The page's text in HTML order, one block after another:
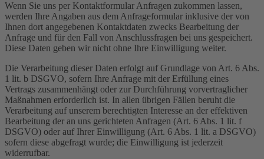
Wenn Sie uns per Kontaktformular Anfragen zukommen lassen,
werden Ihre Angaben aus dem Anfrageformular inklusive der von
Ihnen dort angegebenen Kontaktdaten zwecks Bearbeitung der
Anfrage und für den Fall von Anschlussfragen bei uns gespeichert.
Diese Daten geben wir nicht ohne Ihre Einwilligung weiter.
Die Verarbeitung dieser Daten erfolgt auf Grundlage von Art. 6 Abs.
1 lit. b DSGVO, sofern Ihre Anfrage mit der Erfüllung eines
Vertrags zusammenhängt oder zur Durchführung vorvertraglicher
Maßnahmen erforderlich ist. In allen übrigen Fällen beruht die
Verarbeitung auf unserem berechtigten Interesse an der effektiven
Bearbeitung der an uns gerichteten Anfragen (Art. 6 Abs. 1 lit. f
DSGVO) oder auf Ihrer Einwilligung (Art. 6 Abs. 1 lit. a DSGVO)
sofern diese abgefragt wurde; die Einwilligung ist jederzeit
widerrufbar.